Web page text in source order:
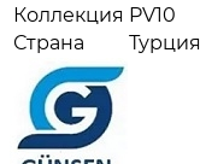
Коллекция PV10
Страна
Турция